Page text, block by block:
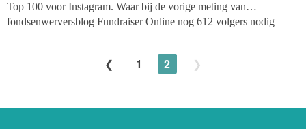
Top 100 voor Instagram. Waar bij de vorige meting van
fondsenwerversblog Fundraiser Online nog 612 volgers nodig
februari 2019 niet meer als je minder dan 915 volgers hebt.
1 2